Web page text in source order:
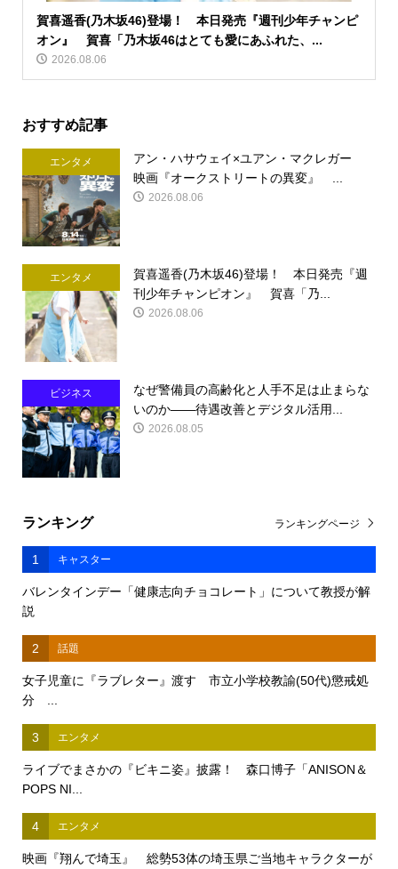
賀喜遥香(乃木坂46)登場！ 本日発売『週刊少年チャンピ
オン』 賀喜「乃木坂46はとても愛にあふれた、...
2026.08.06
おすすめ記事
エンタメ
アン・ハサウェイ×ユアン・マクレガー
映画『オークストリートの異変』 ...
2026.08.06
エンタメ
賀喜遥香(乃木坂46)登場！ 本日発売『週
刊少年チャンピオン』 賀喜「乃...
2026.08.06
ビジネス
なぜ警備員の高齢化と人手不足は止まらな
いのか――待遇改善とデジタル活用...
2026.08.05
ランキング
1 キャスター
バレンタインデー「健康志向チョコレート」について教授が解
説
2 話題
女子児童に『ラブレター』渡す 市立小学校教諭(50代)懲戒処
分 ...
3 エンタメ
ライブでまさかの『ビキニ姿』披露！ 森口博子「ANISON＆
POPS NI...
4 エンタメ
映画『翔んで埼玉』 総勢53体の埼玉県ご当地キャラクターが
ランキングページ